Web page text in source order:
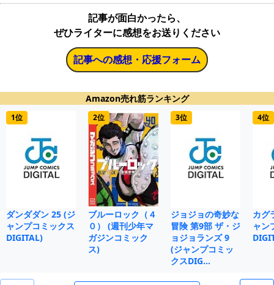
記事が面白かったら、
ぜひライターに感想をお送りください
記事への感想・応援フォーム
Amazon売れ筋ランキング
1位
ダンダダン 25 (ジ
ャンプコミックス
DIGITAL)
2位
ブルーロック（４
０） (週刊少年マ
ガジンコミック
ス)
3位
ジョジョの奇妙な
冒険 第9部 ザ・ジ
ョジョランズ 9
(ジャンプコミッ
クスDIG…
4位
カグ
ャン